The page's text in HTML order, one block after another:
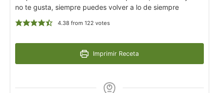
no te gusta, siempre puedes volver a lo de siempre
4.38 from 122 votes
Imprimir Receta